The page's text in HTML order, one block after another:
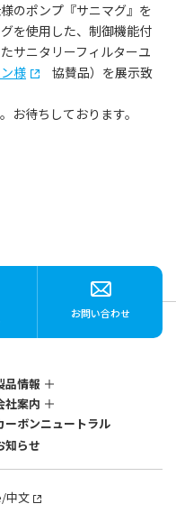
のポンプ『サニマグ』を
を使用した、制御機能付
サニタリーフィルターユ
様
協賛品）を展示致
お待ちしております。
お問い合わせ
品情報
ステンレス製
マグネットポンプ
SANWAのマグネットポン
3つの強み
SANWAのマグネットポン
プ
社案内
会社概要
社歴・沿革
ーボンニュートラル
知らせ
中文